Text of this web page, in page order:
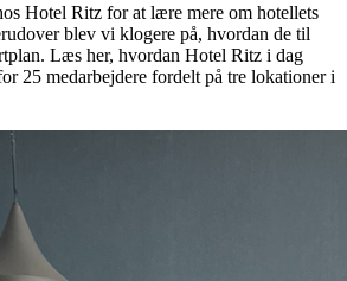
Hotel Ritz for at lære mere om hotellets
blev vi klogere på, hvordan de til
Læs her, hvordan Hotel Ritz i dag
25 medarbejdere fordelt på tre lokationer i